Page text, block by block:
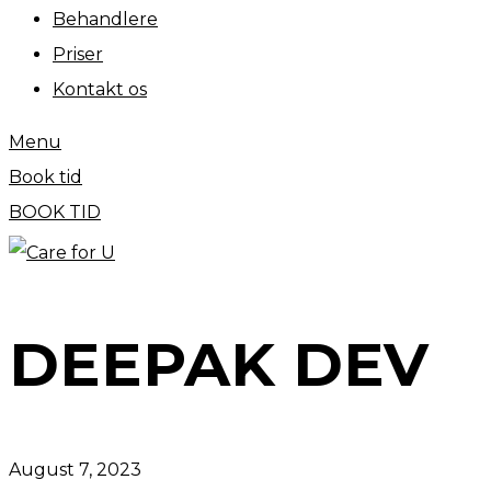
Behandlere
Priser
Kontakt os
Menu
Book tid
BOOK TID
DEEPAK DEV
August 7, 2023